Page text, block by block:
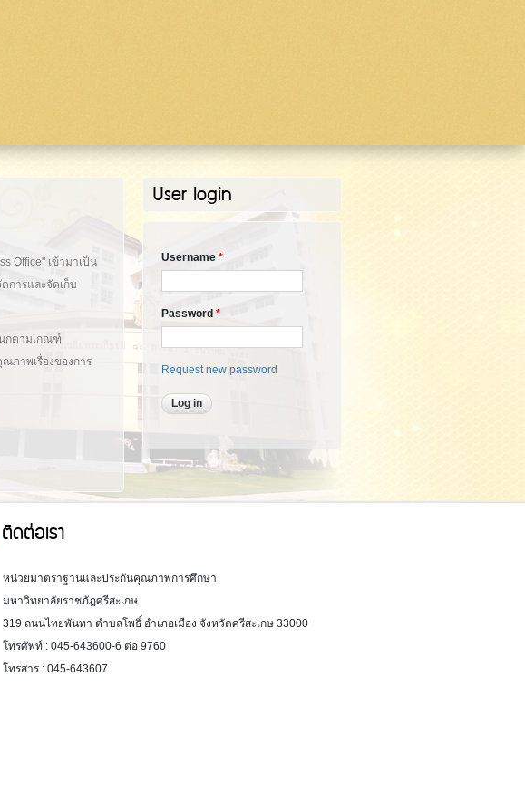
Office" เข้ามาเป็น
การและจัดเก็บ
นกตามเกณฑ์
ภาพเรื่องของการ
ติดต่อเรา
หน่วยมาตราฐานและประกันคุณภาพการศึกษา
มหาวิทยาลัยราชภัฎศรีสะเกษ
319 ถนนไทยพันทา ตำบลโพธิ์ อำเภอเมือง จังหวัดศรีสะเกษ 33000
โทรศัพท์ : 045-643600-6 ต่อ 9760
โทรสาร : 045-643607
User login
Username *
Password *
Request new password